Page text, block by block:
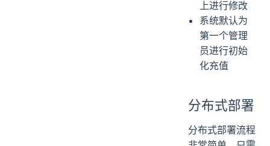
上进行修改
系统默认为
第一个管理
员进行初始
化充值
分布式部署
分布式部署流程